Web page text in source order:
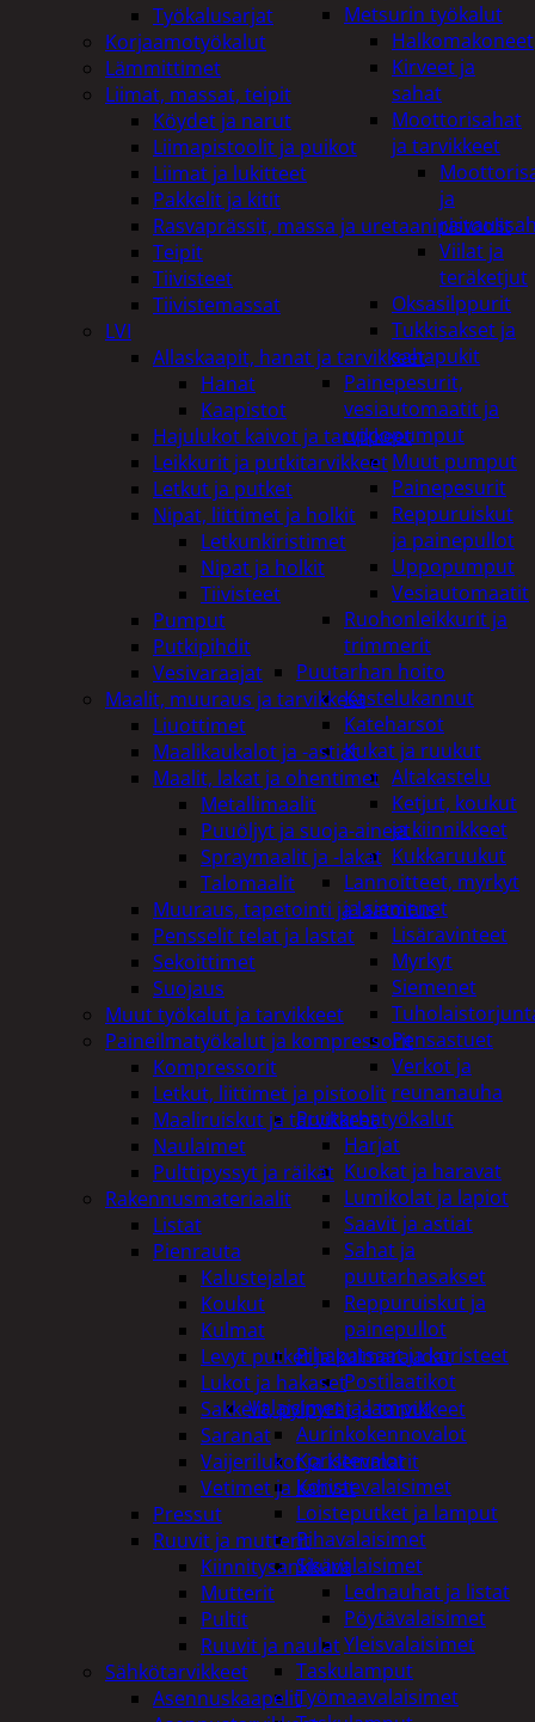
Metsurin työkalut
Halkomakoneet
Kirveet ja
sahat
Moottorisahat
ja tarvikkeet
ja
Viilat ja
teräketjut
Oksasilppurit
Tukkisakset ja
sahapukit
Painepesurit,
vesiautomaatit ja
uppopumput
Muut pumput
Painepesurit
Reppuruiskut
ja painepullot
Uppopumput
Vesiautomaatit
Ruohonleikkurit ja
trimmerit
Puutarhan hoito
Kastelukannut
Kateharsot
Kukat ja ruukut
Altakastelu
Ketjut, koukut
ja kiinnikkeet
Kukkaruukut
Lannoitteet, myrkyt
ja siemenet
Lisäravinteet
Myrkyt
Siemenet
Pensastuet
Verkot ja
reunanauha
Puutarhatyökalut
Harjat
Kuokat ja haravat
Lumikolat ja lapiot
Saavit ja astiat
Sahat ja
puutarhasakset
Reppuruiskut ja
painepullot
Pihapatsaat ja koristeet
Postilaatikot
Valaisimet ja lamput
Aurinkokennovalot
Koristevalot
Koristevalaisimet
Loisteputket ja lamput
Pihavalaisimet
Sisävalaisimet
Lednauhat ja listat
Pöytävalaisimet
Yleisvalaisimet
Taskulamput
Työmaavalaisimet
Työkalusarjat
Korjaamotyökalut
Lämmittimet
Liimat, massat, teipit
Köydet ja narut
Liimapistoolit ja puikot
Liimat ja lukitteet
Pakkelit ja kitit
Rasvaprässit, massa ja uretaanipistoolit
Teipit
Tiivisteet
Tiivistemassat
LVI
Allaskaapit, hanat ja tarvikkeet
Hanat
Kaapistot
Hajulukot kaivot ja tarvikkeet
Leikkurit ja putkitarvikkeet
Letkut ja putket
Nipat, liittimet ja holkit
Letkunkiristimet
Nipat ja holkit
Tiivisteet
Pumput
Putkipihdit
Vesivaraajat
Maalit, muuraus ja tarvikkeet
Liuottimet
Maalikaukalot ja -astiat
Maalit, lakat ja ohentimet
Metallimaalit
Puuöljyt ja suoja-aineet
Spraymaalit ja -lakat
Talomaalit
Muuraus, tapetointi ja laatoitus
Pensselit telat ja lastat
Sekoittimet
Suojaus
Muut työkalut ja tarvikkeet
Paineilmatyökalut ja kompressorit
Kompressorit
Letkut, liittimet ja pistoolit
Maaliruiskut ja tarvikkeet
Naulaimet
Pulttipyssyt ja räikät
Rakennusmateriaalit
Listat
Pienrauta
Kalustejalat
Koukut
Kulmat
Levyt putket ja kulmaraudat
Lukot ja hakaset
Sakkelit, pylpyrät ja tarvikkeet
Saranat
Vaijerilukot ja klemmarit
Vetimet ja kahvat
Pressut
Ruuvit ja mutterit
Kiinnitysankkurit
Mutterit
Pultit
Ruuvit ja naulat
Sähkötarvikkeet
Asennuskaapelit